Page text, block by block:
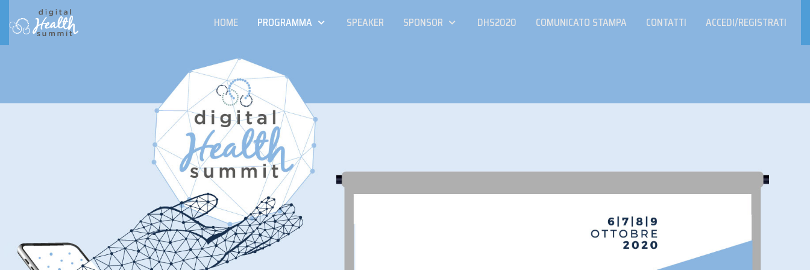
HOME PROGRAMMA SPEAKER SPONSOR DHS2020 COMUNICATO STAMPA CONTATTI ACCEDI/REGISTRATI